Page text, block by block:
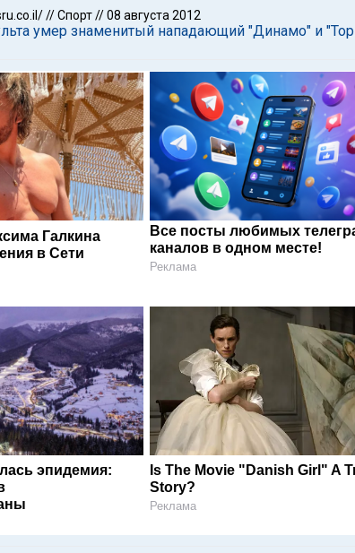
//Спорт//08 августа 2012
умер знаменитый нападающий "Динамо" и
Галкина
в Сети
Все посты любимых
каналов в одном месте!
Реклама
эпидемия:
Is The Movie "Danish Girl" A
Story?
Реклама